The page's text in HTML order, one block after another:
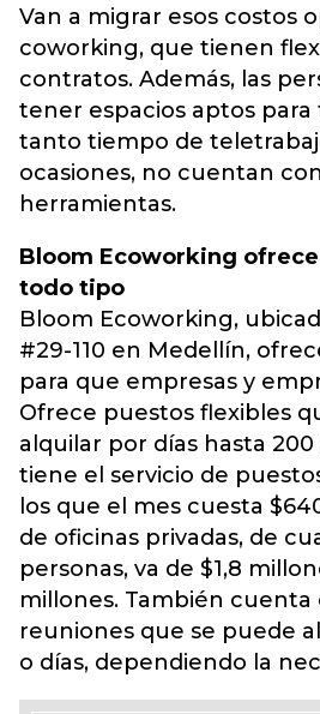
Van a migrar esos costos
coworking, que tienen
contratos. Además, las
tener espacios aptos
tanto tiempo de
ocasiones, no cuentan
herramientas.
Bloom Ecoworking
todo tipo
Bloom Ecoworking,
#29-110 en Medellín,
para que empresas y
Ofrece puestos flexibles
alquilar por días hasta 200
tiene el servicio de
los que el mes cuesta
de oficinas privadas, de
personas, va de $1,8
millones. También cuenta
reuniones que se puede
o días, dependiendo la